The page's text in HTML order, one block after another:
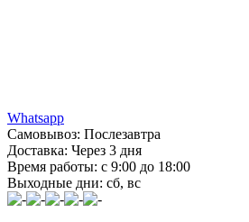
Whatsapp
Самовывоз: Послезавтра
Доставка: Через 3 дня
Время работы: с 9:00 до 18:00
Выходные дни: сб, вс